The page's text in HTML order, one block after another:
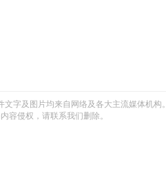
字及图片均来自网络及各大主流媒体机构。
容侵权，请联系我们删除。